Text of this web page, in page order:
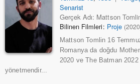
Senarist
Gerçek Adı: Mattson
Bilinen Filmleri: Proje
Mattson Tomlin 16
Romanya da doğdu
2020 ve The Batman
yönetmendir...